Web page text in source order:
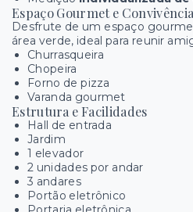
Espaço Gourmet e Convivência
Desfrute de um espaço
área verde, ideal para reunir
Churrasqueira
Chopeira
Forno de pizza
Varanda gourmet
Estrutura e Facilidades
Hall de entrada
Jardim
1 elevador
2 unidades por andar
3 andares
Portão eletrônico